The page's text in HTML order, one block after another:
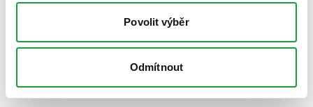
Povolit výběr
Odmítnout